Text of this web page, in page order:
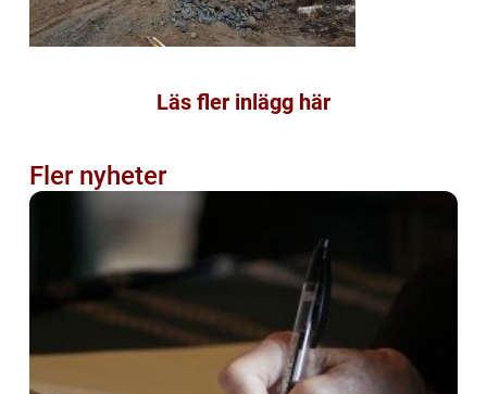
Läs fler inlägg här
Fler nyheter